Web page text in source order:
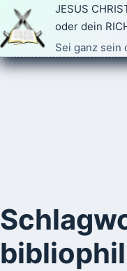
Zum
Inhalt
springen
JESUS
oder dein
Sei ganz sein
bibliophil